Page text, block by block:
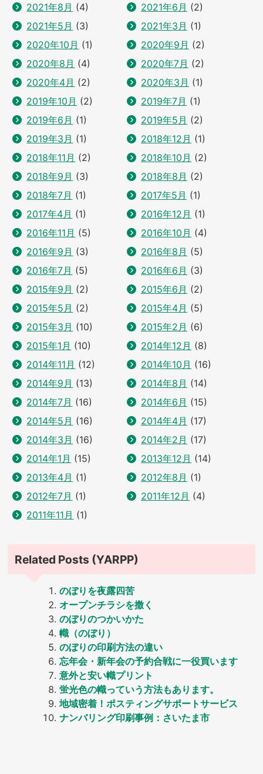
2021年8月 (4) 2021年6月 (2)
2021年5月 (3) 2021年3月 (1)
2020年10月 (1) 2020年9月 (2)
2020年8月 (4) 2020年7月 (2)
2020年4月 (2) 2020年3月 (1)
2019年10月 (2) 2019年7月 (1)
2019年6月 (1) 2019年5月 (2)
2019年3月 (1) 2018年12月 (1)
2018年11月 (2) 2018年10月 (2)
2018年9月 (3) 2018年8月 (2)
2018年7月 (1) 2017年5月 (1)
2017年4月 (1) 2016年12月 (1)
2016年11月 (5) 2016年10月 (4)
2016年9月 (3) 2016年8月 (5)
2016年7月 (5) 2016年6月 (3)
2015年9月 (2) 2015年6月 (2)
2015年5月 (2) 2015年4月 (5)
2015年3月 (10) 2015年2月 (6)
2015年1月 (10) 2014年12月 (8)
2014年11月 (12) 2014年10月 (16)
2014年9月 (13) 2014年8月 (14)
2014年7月 (16) 2014年6月 (15)
2014年5月 (16) 2014年4月 (17)
2014年3月 (16) 2014年2月 (17)
2014年1月 (15) 2013年12月 (14)
2013年4月 (1) 2012年8月 (1)
2012年7月 (1) 2011年12月 (4)
2011年11月 (1)
Related Posts (YARPP)
のぼりを夜露四苦
オープンチラシを撒く
のぼりのつかいかた
幟（のぼり）
のぼりの印刷方法の違い
忘年会・新年会の予約合戦に一役買います
意外と安い幟プリント
蛍光色の幟っていう方法もあります。
地域密着！ポスティングサポートサービス
ナンバリング印刷事例：さいたま市